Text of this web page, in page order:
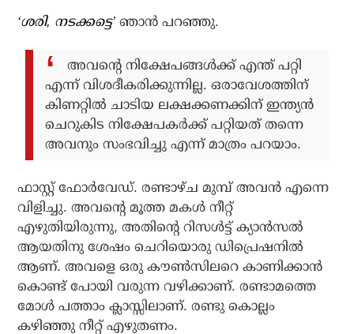
‘ശരി, നടക്കട്ടെ’ ഞാന്‍ പറഞ്ഞു.
അവന്റെ നിക്ഷേപങ്ങള്‍ക്ക് എന്ത് പറ്റി
എന്ന് വിശദീകരിക്കുന്നില്ല. ഒരാവേശത്തിന്
കിണറ്റില്‍ ചാടിയ ലക്ഷക്കണക്കിന് ഇന്ത്യന്‍
ചെറുകിട നിക്ഷേപകര്‍ക്ക് പറ്റിയത് തന്നെ
അവനും സംഭവിച്ചു എന്ന് മാത്രം പറയാം.
ഫാസ്റ്റ് ഫോര്‍വേഡ്. രണ്ടാഴ്ച മുമ്പ് അവന്‍ എന്നെ
വിളിച്ചു. അവന്റെ മൂത്ത മകള്‍ നീറ്റ്
എഴുതിയിരുന്നു, അതിന്റെ റിസള്‍ട്ട് ക്യാന്‍സല്‍
ആയതിനു ശേഷം ചെറിയൊരു ഡിപ്രെഷനില്‍
ആണ്. അവളെ ഒരു കൗണ്‍സിലറെ കാണിക്കാന്‍
കൊണ്ട് പോയി വരുന്ന വഴിക്കാണ്. രണ്ടാമത്തെ
മോള്‍ പത്താം ക്ലാസ്സിലാണ്. രണ്ടു കൊല്ലം
കഴിഞ്ഞു നീറ്റ് എഴുതണം.